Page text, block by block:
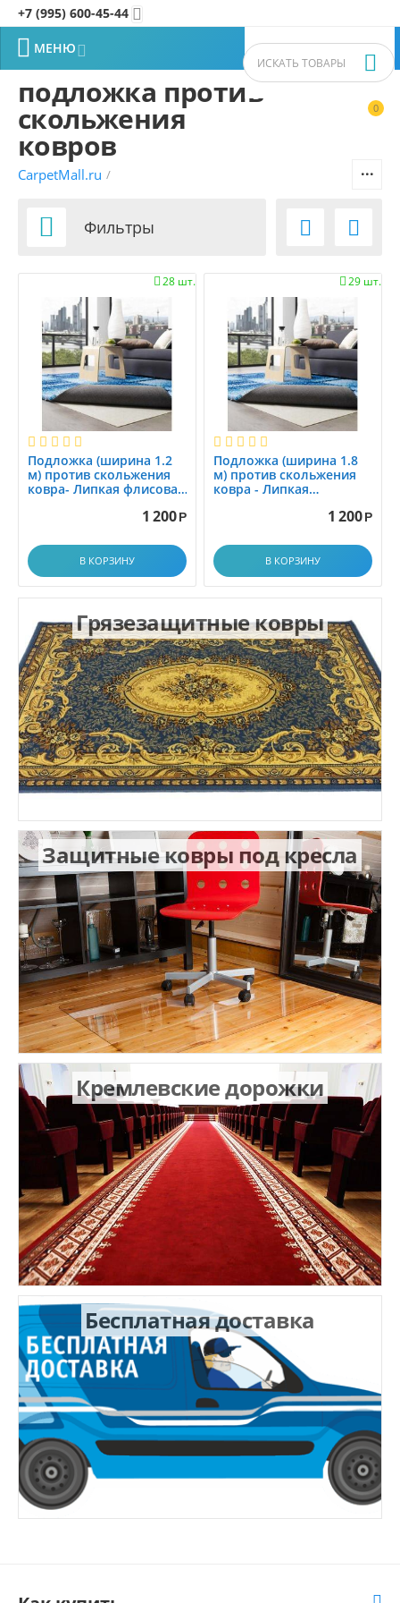
+7 (995) 600-45-44 
0


 МЕНЮ
Фильтры товаров
Цена
Распродажа
подложка против
скольжения
ковров
CarpetMall.ru /
 Фильтры  
28 шт.

Подложка (ширина 1.2
м) против скольжения
ковра- Липкая флисовая
1 200 Р
В КОРЗИНУ
29 шт.

Подложка (ширина 1.8
м) против скольжения
ковра - Липкая
1 200 Р
В КОРЗИНУ
Грязезащитные ковры
Защитные ковры под кресла
Кремлевские дорожки
Бесплатная доставка